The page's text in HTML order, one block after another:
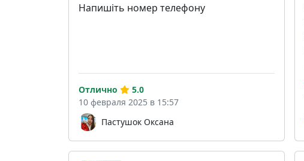
Напишіть номер телефону
Пастушок Оксана
Отлично
5.0
10 февраля 2025 в 15:57